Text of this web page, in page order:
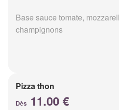
Base sauce tomate,
champignons
Pizza thon
Dès 11.00 €